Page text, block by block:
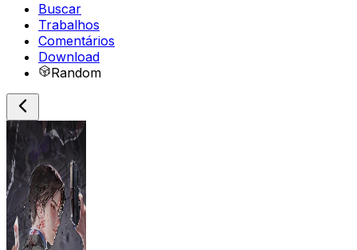
Buscar
Trabalhos
Comentários
Download
Random